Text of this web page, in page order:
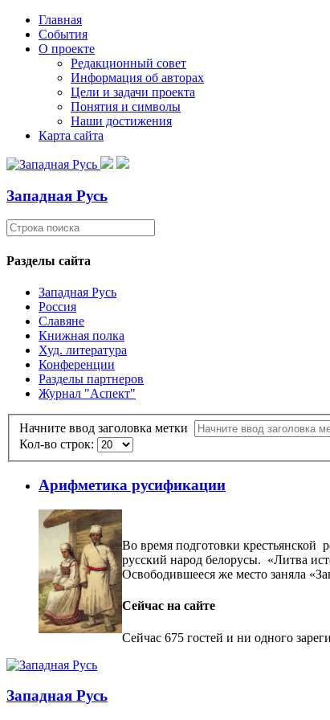
Главная
События
О проекте
Редакционный совет
Информация об авторах
Цели и задачи проекта
Понятия и символы
Наши достижения
Карта сайта
Западная Русь
Разделы сайта
Западная Русь
Россия
Славяне
Книжная полка
Худ. литература
Конференции
Разделы партнеров
Журнал "Аспект"
Начните ввод заголовка метки
Кол-во строк:
Арифметика русификации
Во время подготовки крестьянской
русский народ белорусы. «Литва
Освободившееся же место заняла
Сейчас на сайте
Сейчас 675 гостей и ни одного
Западная Русь